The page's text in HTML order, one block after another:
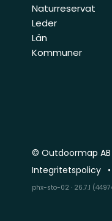
Naturreservat
Leder
Län
Kommuner
© Outdoormap
Integritetspolicy
phx-sto-02 · 26.7.1